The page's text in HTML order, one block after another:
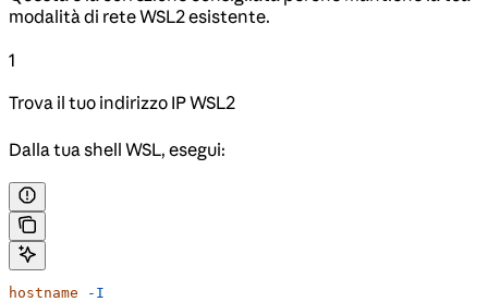
modalità di rete WSL2 esistente.
1
Trova il tuo indirizzo IP WSL2
Dalla tua shell WSL, esegui:
hostname -I